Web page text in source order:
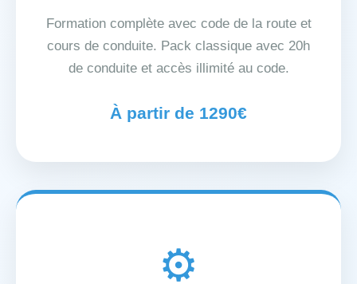
Formation complète avec code de la route et
cours de conduite. Pack classique avec 20h
de conduite et accès illimité au code.
À partir de 1290€
⚙️